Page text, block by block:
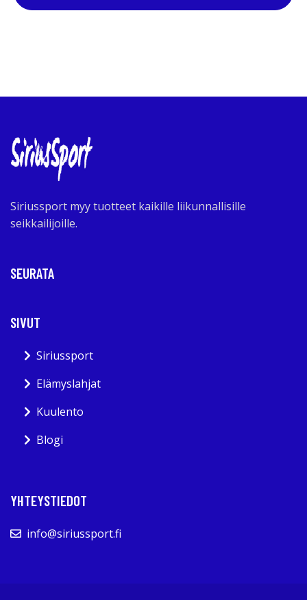
Siriussport myy tuotteet kaikille liikunnallisille
seikkailijoille.
SEURATA
SIVUT
Siriussport
Elämyslahjat
Kuulento
Blogi
YHTEYSTIEDOT
info@siriussport.fi